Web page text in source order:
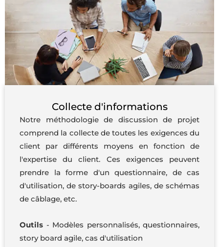
Collecte d'informations
Notre méthodologie de discussion de projet
comprend la collecte de toutes les exigences du
client par différents moyens en fonction de
l'expertise du client. Ces exigences peuvent
prendre la forme d'un questionnaire, de cas
d'utilisation, de story-boards agiles, de schémas
de câblage, etc.
Outils - Modèles personnalisés, questionnaires,
story board agile, cas d'utilisation